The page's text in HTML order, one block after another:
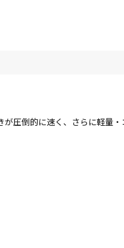
圧倒的に速く、さらに軽量